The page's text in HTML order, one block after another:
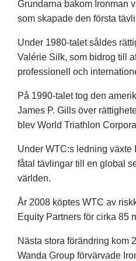
Grundarna bakom Ironman
som skapade den första
Under 1980-talet såldes
Valérie Silk, som bidrog till
professionell och
På 1990-talet tog den
James P. Gills över
blev World Triathlon
Under WTC:s ledning växte
fåtal tävlingar till en global
världen.
År 2008 köptes WTC av
Equity Partners för cirka 85
Nästa stora förändring kom
Wanda Group förvärvade